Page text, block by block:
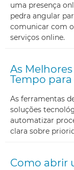
uma presença
pedra angular
comunicar com
serviços online.
As
Tempo
As ferramentas
soluções
automatizar
clara sobre
Como abrir